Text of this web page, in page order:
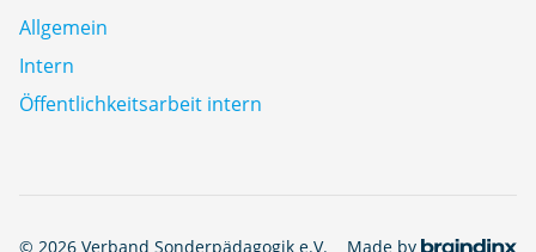
Allgemein
Intern
Öffentlichkeitsarbeit intern
© 2026 Verband Sonderpädagogik e.V. Made by